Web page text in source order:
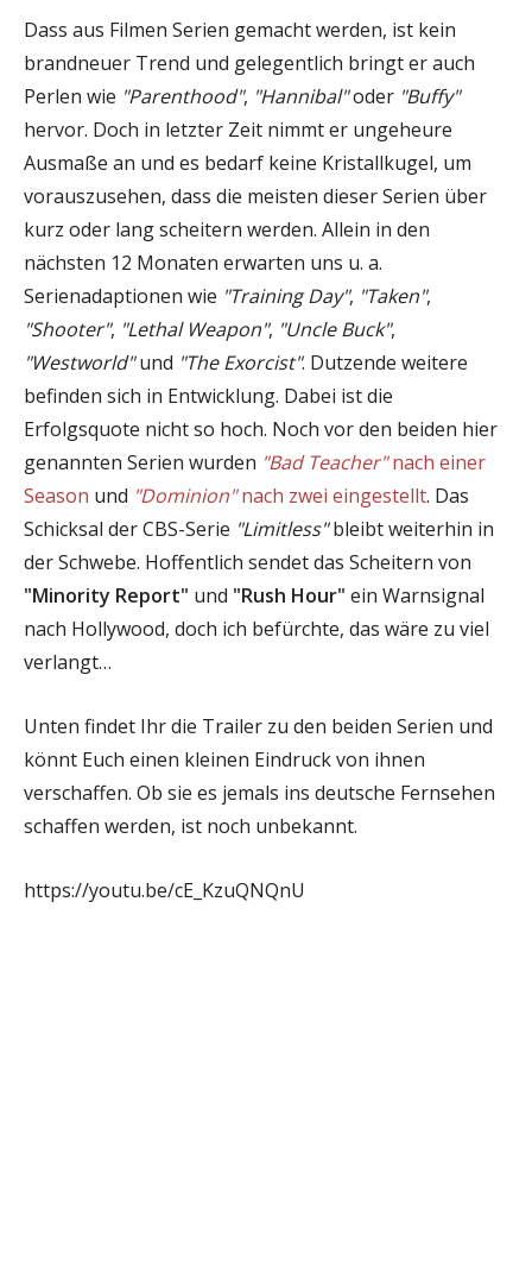
Dass aus Filmen Serien gemacht werden, ist kein
brandneuer Trend und gelegentlich bringt er auch
Perlen wie "Parenthood", "Hannibal"oder "Buffy"
hervor. Doch in letzter Zeit nimmt er ungeheure
Ausmaße an und es bedarf keine Kristallkugel, um
vorauszusehen, dass die meisten dieser Serien über
kurz oder lang scheitern werden. Allein in den
nächsten 12 Monaten erwarten uns u. a.
Serienadaptionen wie "Training Day", "Taken",
"Shooter", "Lethal Weapon", "Uncle Buck",
"Westworld"und "The Exorcist". Dutzende weitere
befinden sich in Entwicklung. Dabei ist die
Erfolgsquote nicht so hoch. Noch vor den beiden hier
genannten Serien wurden "Bad Teacher"nach einer
Season und "Dominion"nach zwei eingestellt. Das
Schicksal der CBS-Serie "Limitless"bleibt weiterhin in
der Schwebe. Hoffentlich sendet das Scheitern von
"Minority Report" und "Rush Hour" ein Warnsignal
nach Hollywood, doch ich befürchte, das wäre zu viel
verlangt…
Unten findet Ihr die Trailer zu den beiden Serien und
könnt Euch einen kleinen Eindruck von ihnen
verschaffen. Ob sie es jemals ins deutsche Fernsehen
schaffen werden, ist noch unbekannt.
https://youtu.be/cE_KzuQNQnU